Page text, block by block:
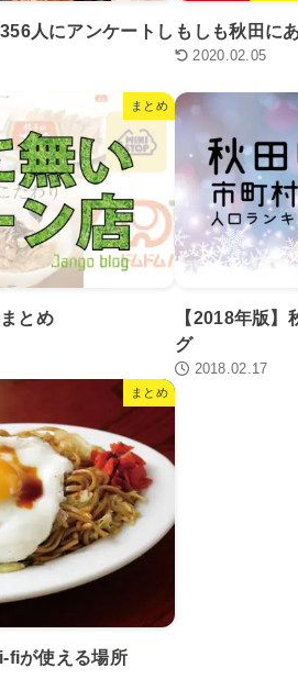
人にアンケートし もしも秋田に
2020.02.05
まとめ
とめ
【2018年版
グ
2018.02.17
まとめ
fiが使える場所